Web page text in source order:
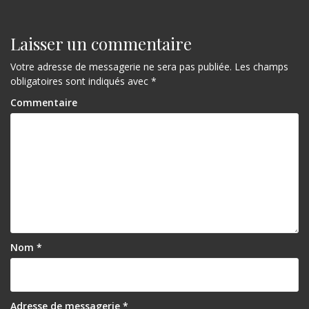
i
g
a
t
l
’
a
Laisser un commentaire
Votre adresse de messagerie ne sera pas publiée. Les champs
obligatoires sont indiqués avec *
Commentaire
Nom *
Adresse de messagerie *